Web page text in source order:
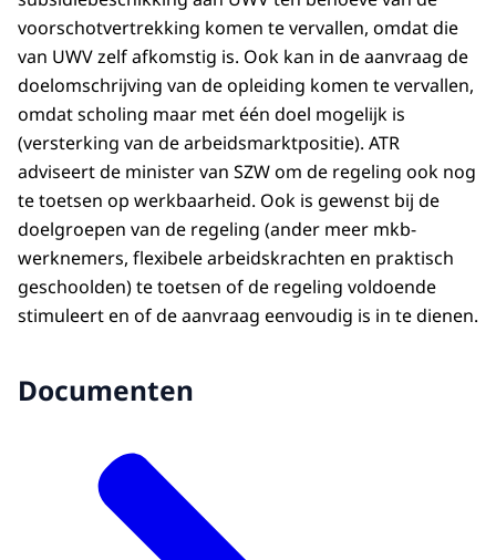
voorschotvertrekking komen te vervallen, omdat die
van UWV zelf afkomstig is. Ook kan in de aanvraag de
doelomschrijving van de opleiding komen te vervallen,
omdat scholing maar met één doel mogelijk is
(versterking van de arbeidsmarktpositie). ATR
adviseert de minister van SZW om de regeling ook nog
te toetsen op werkbaarheid. Ook is gewenst bij de
doelgroepen van de regeling (ander meer mkb-
werknemers, flexibele arbeidskrachten en praktisch
geschoolden) te toetsen of de regeling voldoende
stimuleert en of de aanvraag eenvoudig is in te dienen.
Documenten